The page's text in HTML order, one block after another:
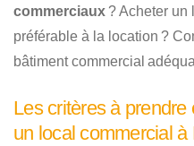
commerciaux ? Acheter un
préférable à la location ?
bâtiment commercial
Les critères à
un local commercial à